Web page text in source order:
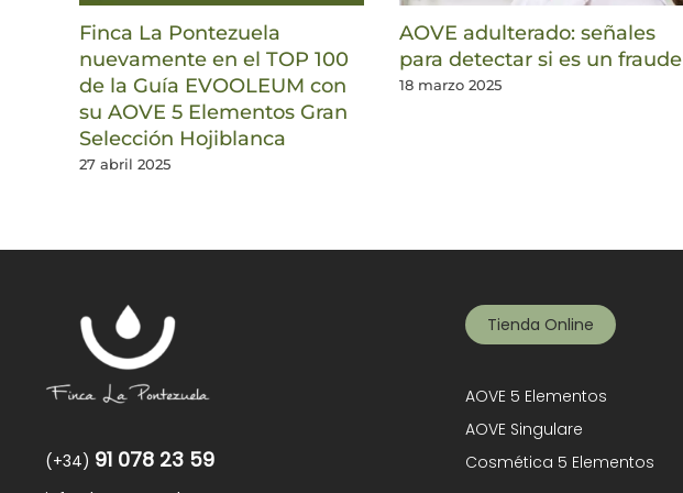
Finca La Pontezuela
nuevamente en el TOP 100
de la Guía EVOOLEUM con
su AOVE 5 Elementos Gran
Selección Hojiblanca
27 abril 2025
AOVE adulterado: señales
para detectar si es un fraude
18 marzo 2025
(+34) 91 078 23 59
Tienda Online
AOVE 5 Elementos
AOVE Singulare
Cosmética 5 Elementos